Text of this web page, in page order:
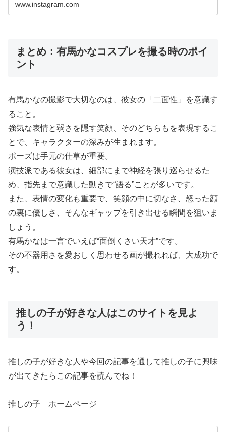
www.instagram.com
まとめ：有馬かなコスプレを撮る時のポイ
ント
有馬かなの撮影で大切なのは、彼女の「二面性」を意識す
ること。
強気な表情と弱さを隠す笑顔、そのどちらもを表現するこ
とで、キャラクターの深みが生まれます。
ポーズは手元の仕草が重要。
演技派である彼女は、細部にまで神経を張り巡らせるた
め、指先まで意識した動きで“語る”ことが多いです。
また、表情の変化も重要で、笑顔の中に切なさ、怒った顔
の裏に優しさ、そんなギャップを引き出せる瞬間を狙いま
しょう。
有馬かなは一言でいえば“面倒くさい天才”です。
その不器用さを愛おしく思わせる画が撮れれば、大成功で
す。
推しの子が好きな人はこのサイトを見よ
う！
推しの子が好きな人や今回の記事を通して推しの子に興味
が出てきたらこの記事を読んでね！
推しの子 ホームページ